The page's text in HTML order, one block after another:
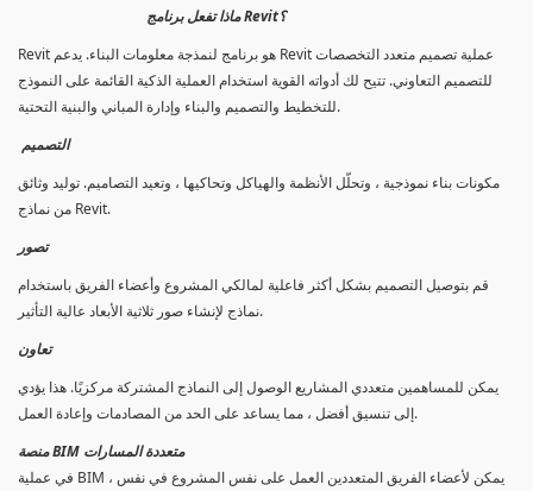
ماذا تفعل برنامج Revit؟
Revit هو برنامج لنمذجة معلومات البناء. يدعم Revit عملية تصميم متعدد التخصصات
للتصميم التعاوني. تتيح لك أدواته القوية استخدام العملية الذكية القائمة على النموذج
للتخطيط والتصميم والبناء وإدارة المباني والبنية التحتية.
التصميم
مكونات بناء نموذجية ، وتحلّل الأنظمة والهياكل وتحاكيها ، وتعيد التصاميم. توليد وثائق
من نماذج Revit.
تصور
قم بتوصيل التصميم بشكل أكثر فاعلية لمالكي المشروع وأعضاء الفريق باستخدام
نماذج لإنشاء صور ثلاثية الأبعاد عالية التأثير.
تعاون
يمكن للمساهمين متعددي المشاريع الوصول إلى النماذج المشتركة مركزيًا. هذا يؤدي
إلى تنسيق أفضل ، مما يساعد على الحد من المصادمات وإعادة العمل.
منصة BIM متعددة المسارات
في عملية BIM ، يمكن لأعضاء الفريق المتعددين العمل على نفس المشروع في نفس